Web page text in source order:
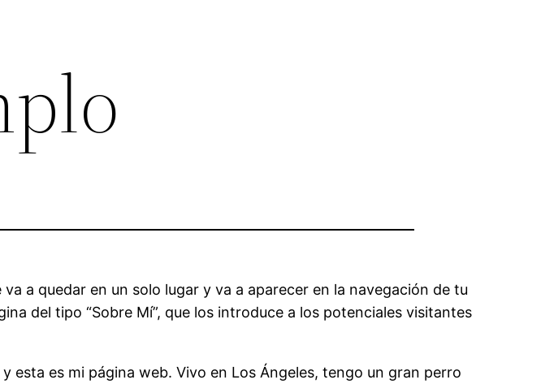
a quedar en un solo lugar y va a aparecer en la navegación de tu
del tipo “Sobre Mí”, que los introduce a los potenciales visitantes
esta es mi página web. Vivo en Los Ángeles, tengo un gran perro